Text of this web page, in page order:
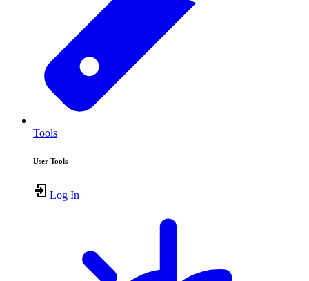
Tools
User Tools
Log In